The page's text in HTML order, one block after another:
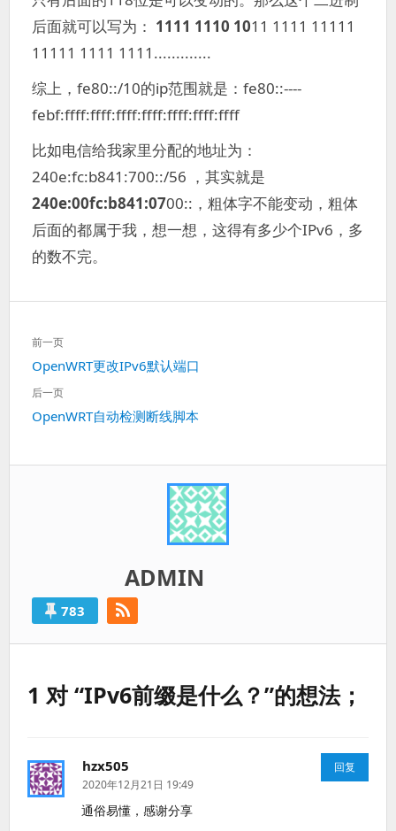
后面就可以写为： 1111 1110 1011 1111 11111
11111 1111 1111.............
综上，fe80::/10的ip范围就是：fe80::----
febf:ffff:ffff:ffff:ffff:ffff:ffff:ffff
比如电信给我家里分配的地址为：
240e:fc:b841:700::/56 ，其实就是
240e:00fc:b841:0700::，粗体字不能变动，粗体
后面的都属于我，想一想，这得有多少个IPv6，多
的数不完。
文
章
导
航
前一页
上
一
OpenWRT更改IPv6默认端口
后一页
下
OpenWRT自动检测断线脚本
ADMIN
783
1 对 “IPv6前缀是什么？”的想法；
hzx505
道：
2020年12月21日 19:49
通俗易懂，感谢分享
回复